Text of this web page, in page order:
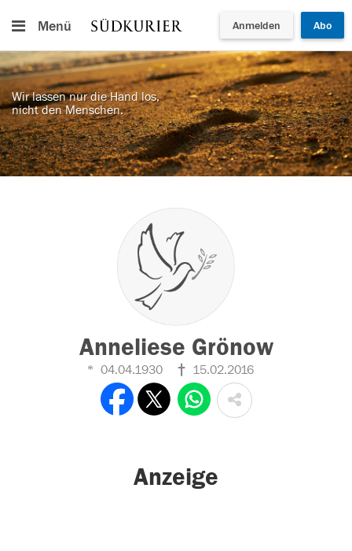
Menü Anmelden Abo
Wir lassen nur die Hand los,
nicht den Menschen.
Anneliese Grönow
04.04.1930 15.02.2016
Anzeige